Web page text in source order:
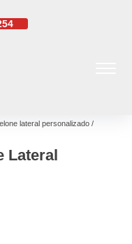
lateral personalizado
Lateral